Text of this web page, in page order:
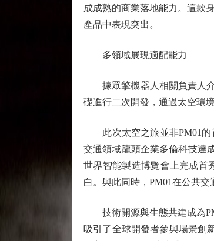
成成熟的商業落地能力。這款
產品中表現突出。
多領域展現適配能力
據眾擎機器人相關負責人介
礎進行二次開發，通過太空環
此次太空之旅並非PM01的
交通領域龍頭企業多倫科技達
世界智能製造博覽會上完成首
白。與此同時，PM01在公共
技術開源與生態共建成為
吸引了全球開發者參與場景創